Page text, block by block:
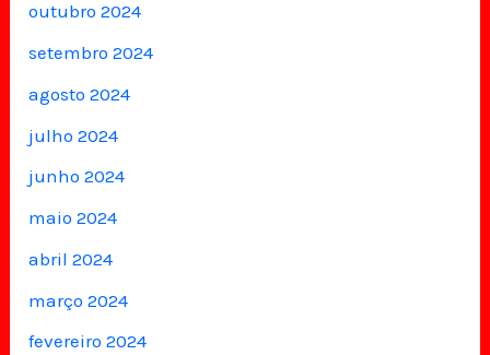
outubro 2024
setembro 2024
agosto 2024
julho 2024
junho 2024
maio 2024
abril 2024
março 2024
fevereiro 2024